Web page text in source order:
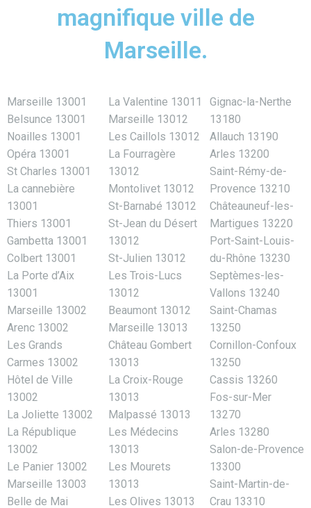
magnifique ville de
Marseille.
Marseille 13001
Belsunce 13001
Noailles 13001
Opéra 13001
St Charles 13001
La cannebière
13001
Thiers 13001
Gambetta 13001
Colbert 13001
La Porte d’Aix
13001
Marseille 13002
Arenc 13002
Les Grands
Carmes 13002
Hôtel de Ville
13002
La Joliette 13002
La République
13002
Le Panier 13002
Marseille 13003
Belle de Mai
La Valentine 13011
Marseille 13012
Les Caillols 13012
La Fourragère
13012
Montolivet 13012
St-Barnabé 13012
St-Jean du Désert
13012
St-Julien 13012
Les Trois-Lucs
13012
Beaumont 13012
Marseille 13013
Château Gombert
13013
La Croix-Rouge
13013
Malpassé 13013
Les Médecins
13013
Les Mourets
13013
Les Olives 13013
Gignac-la-Nerthe
13180
Allauch 13190
Arles 13200
Saint-Rémy-de-
Provence 13210
Châteauneuf-les-
Martigues 13220
Port-Saint-Louis-
du-Rhône 13230
Septèmes-les-
Vallons 13240
Saint-Chamas
13250
Cornillon-Confoux
13250
Cassis 13260
Fos-sur-Mer
13270
Arles 13280
Salon-de-Provence
13300
Saint-Martin-de-
Crau 13310